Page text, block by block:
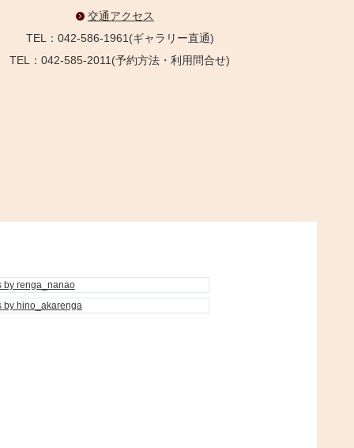
交通アクセス
TEL：042-586-1961(ギャラリー直通)
：042-585-2011(予約方法・利用問合せ)
by renga_nanao
by hino_akarenga